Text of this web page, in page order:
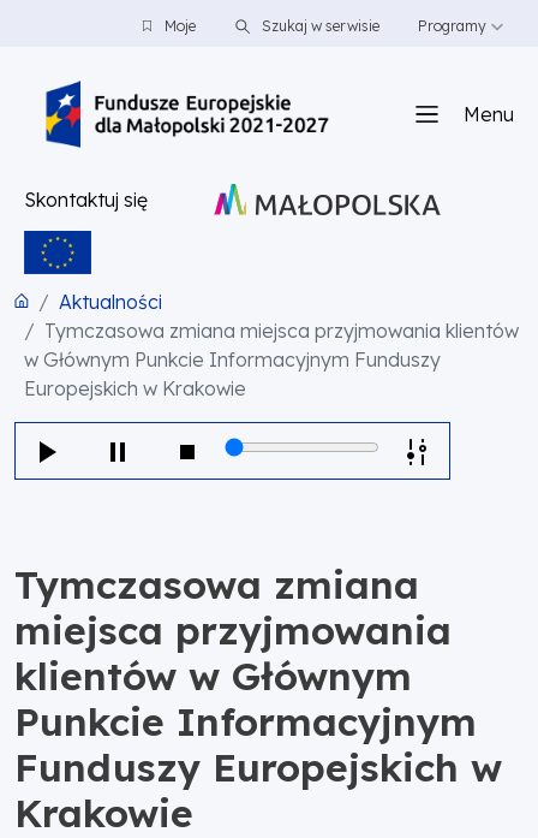
PRZEJDŹ DO TREŚCI
PRZEJDŹ DO MENUMoje Szukaj w serwisie Programy
Menu
Skontaktuj się
Aktualności
Tymczasowa zmiana miejsca przyjmowania klientów
w Głównym Punkcie Informacyjnym Funduszy
Europejskich w Krakowie
Tymczasowa zmiana
miejsca przyjmowania
klientów w Głównym
Punkcie Informacyjnym
Funduszy Europejskich w
Krakowie